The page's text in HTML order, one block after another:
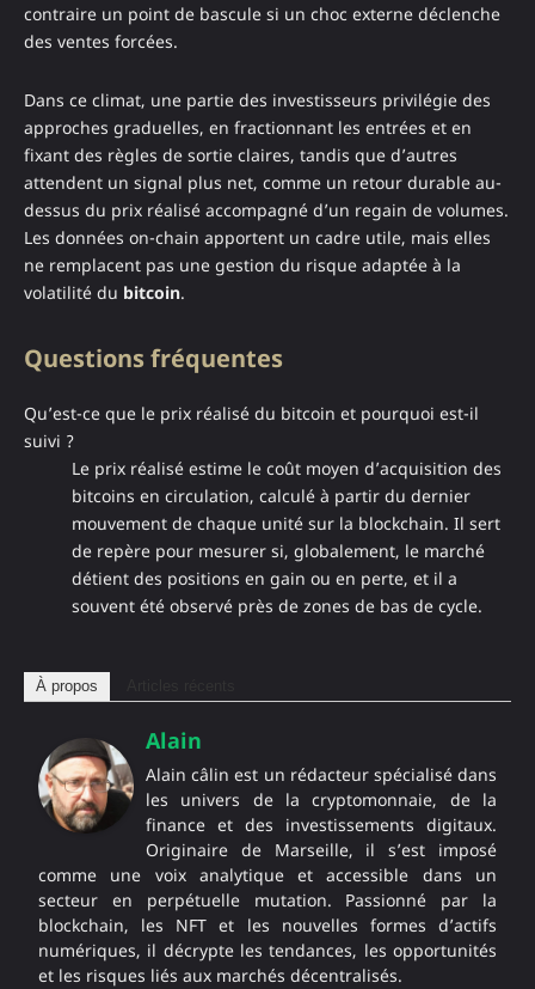
contraire un point de bascule si un choc externe déclenche
des ventes forcées.
Dans ce climat, une partie des investisseurs privilégie des
approches graduelles, en fractionnant les entrées et en
fixant des règles de sortie claires, tandis que d’autres
attendent un signal plus net, comme un retour durable au-
dessus du prix réalisé accompagné d’un regain de volumes.
Les données on-chain apportent un cadre utile, mais elles
ne remplacent pas une gestion du risque adaptée à la
volatilité du bitcoin.
Questions fréquentes
Qu’est-ce que le prix réalisé du bitcoin et pourquoi est-il
suivi ?
Le prix réalisé estime le coût moyen d’acquisition des
bitcoins en circulation, calculé à partir du dernier
mouvement de chaque unité sur la blockchain. Il sert
de repère pour mesurer si, globalement, le marché
détient des positions en gain ou en perte, et il a
souvent été observé près de zones de bas de cycle.
À propos
Alain
Alain câlin est un rédacteur spécialisé dans
les univers de la cryptomonnaie, de la
finance et des investissements digitaux.
Originaire de Marseille, il s’est imposé
comme une voix analytique et accessible dans un
secteur en perpétuelle mutation. Passionné par la
blockchain, les NFT et les nouvelles formes d’actifs
numériques, il décrypte les tendances, les opportunités
et les risques liés aux marchés décentralisés.